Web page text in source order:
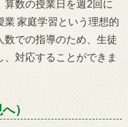
算数の授業日を週2回に
家庭学習という理想的
数での指導のため、生徒
対応することができま
）